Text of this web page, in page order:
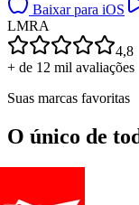
Baixar para iOS
LMRA
4,8
+ de 12 mil avaliações
Suas marcas favoritas
O único de